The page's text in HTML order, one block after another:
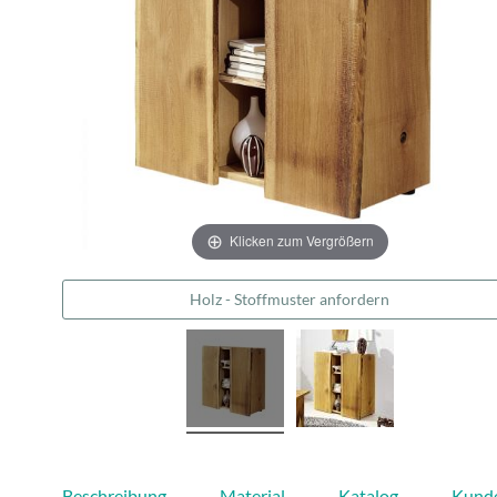
Klicken zum Vergrößern
Holz - Stoffmuster anfordern